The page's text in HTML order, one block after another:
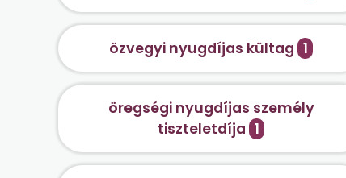
özvegyi nyugdíjas kültag 1
öregségi nyugdíjas személy
tiszteletdíja 1